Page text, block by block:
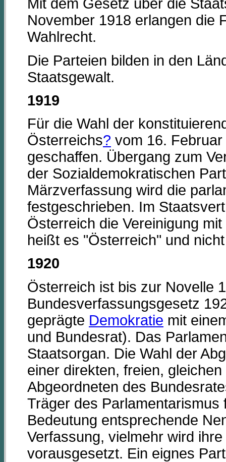
Mit dem Gesetz über die
November 1918 erlangen die
Wahlrecht.
Die Parteien bilden in den
Staatsgewalt.
1919
Für die Wahl der
Österreichs? vom 16.
geschaffen. Übergang zum
der Sozialdemokratischen
Märzverfassung wird die
festgeschrieben. Im
Österreich die Vereinigung
heißt es "Österreich" und
1920
Österreich ist bis zur Novelle
Bundesverfassungsgesetz
geprägte Demokratie mit
und Bundesrat). Das
Staatsorgan. Die Wahl der
einer direkten, freien,
Abgeordneten des
Träger des
Bedeutung entsprechende
Verfassung, vielmehr wird
vorausgesetzt. Ein eignes